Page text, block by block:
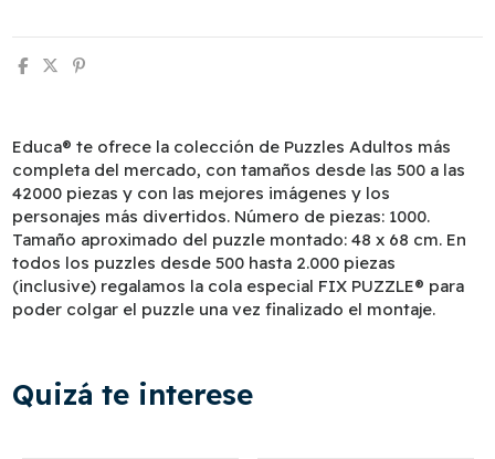
Educa® te ofrece la colección de Puzzles Adultos más
completa del mercado, con tamaños desde las 500 a las
42000 piezas y con las mejores imágenes y los
personajes más divertidos. Número de piezas: 1000.
Tamaño aproximado del puzzle montado: 48 x 68 cm. En
todos los puzzles desde 500 hasta 2.000 piezas
(inclusive) regalamos la cola especial FIX PUZZLE® para
poder colgar el puzzle una vez finalizado el montaje.
Quizá te interese